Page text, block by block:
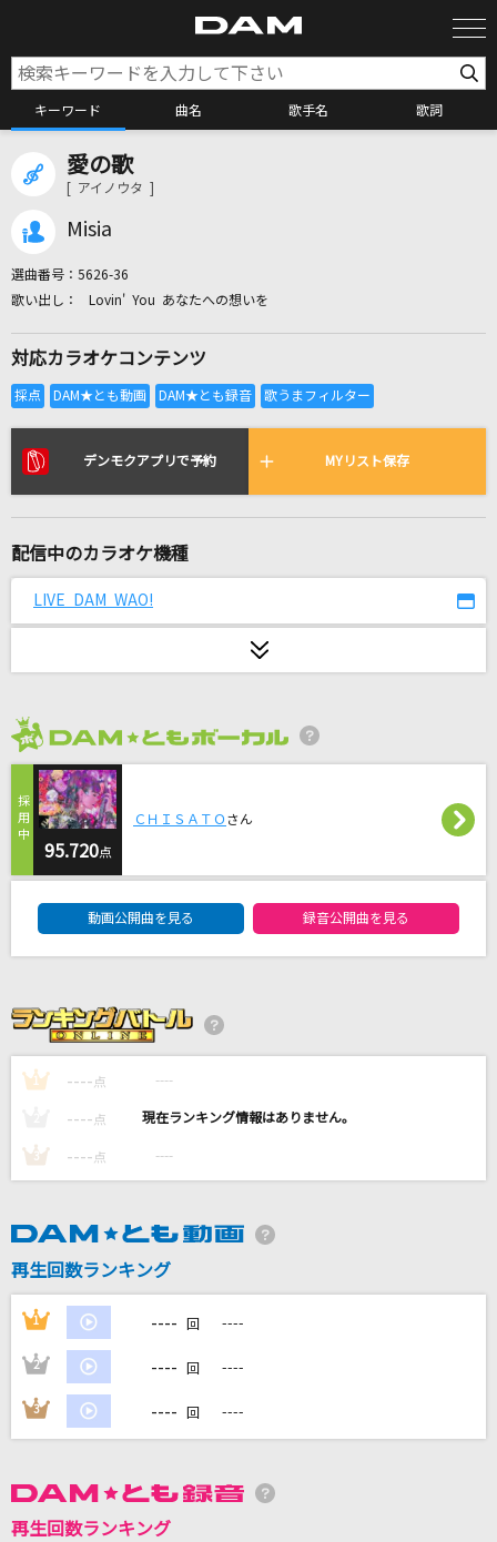
キーワード 曲名 歌手名 歌詞
全国りれき
リアルタイムで歌われている曲の一覧
[生音]ドライフラワー
HEART OF SWORD～夜明け前～(ビデオクリッ
T.M.Revolution
わたがし
back number
嘆きノ森
[生音]Like A Virgin [ライク・ア・ヴァージン]
Madonna
ふくい舞(福井舞)
柊キライ
もっと見る
愛の歌
[ アイノウタ ]
Misia
選曲番号： 5626-36
Lovin' You あなたへの想いを
対応カラオケコンテンツ
デンモクアプリで予約 MYリスト保存
配信中のカラオケ機種
LIVE DAM WAO!
95.720点
ＣＨＩＳＡＴＯさん
動画公開曲を見る 録音公開曲を見る
1 ---- 点 ----
---- 点 ----
3 ---- 点 ----
再生回数ランキング
1 ---- 回 ----
2 ---- 回 ----
3 ---- 回 ----
再生回数ランキング